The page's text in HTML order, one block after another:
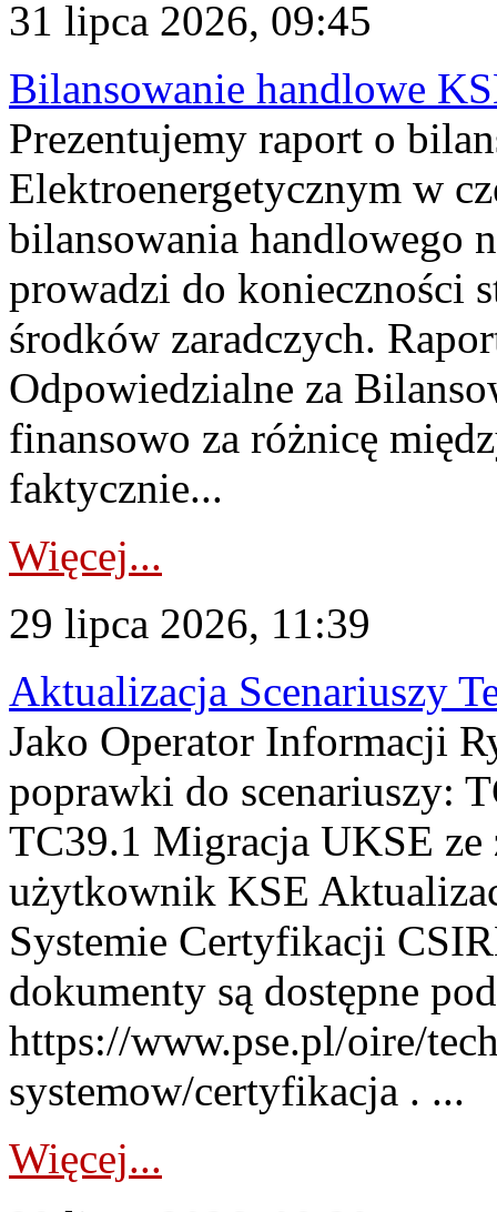
31 lipca 2026, 09:45
Bilansowanie handlowe
Prezentujemy raport o
Elektroenergetycznym w
bilansowania handlowego
prowadzi do konieczności
środków zaradczych.
Odpowiedzialne za
finansowo za różnicę
faktycznie...
Więcej...
29 lipca 2026, 11:39
Aktualizacja Scenariuszy
Jako Operator Informacji
poprawki do scenariuszy:
TC39.1 Migracja UKSE
użytkownik KSE
Systemie Certyfikacji
dokumenty są dostępne
https://www.pse.pl/oire/
systemow/certyfikacja . ...
Więcej...